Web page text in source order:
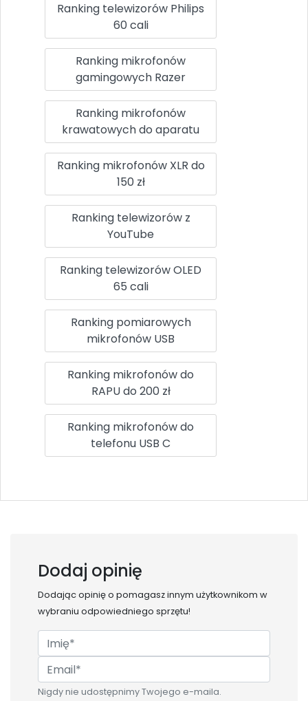
Ranking telewizorów Philips
60 cali
Ranking mikrofonów
gamingowych Razer
Ranking mikrofonów
krawatowych do aparatu
Ranking mikrofonów XLR do
150 zł
Ranking telewizorów z
YouTube
Ranking telewizorów OLED
65 cali
Ranking pomiarowych
mikrofonów USB
Ranking mikrofonów do
RAPU do 200 zł
Ranking mikrofonów do
telefonu USB C
Dodaj opinię
Dodając opinię o pomagasz innym użytkownikom w
wybraniu odpowiedniego sprzętu!
Nigdy nie udostępnimy Twojego e-maila.